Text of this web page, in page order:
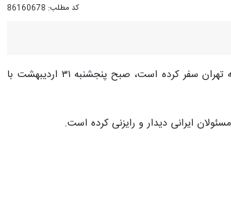
کد مطلب: 86160678